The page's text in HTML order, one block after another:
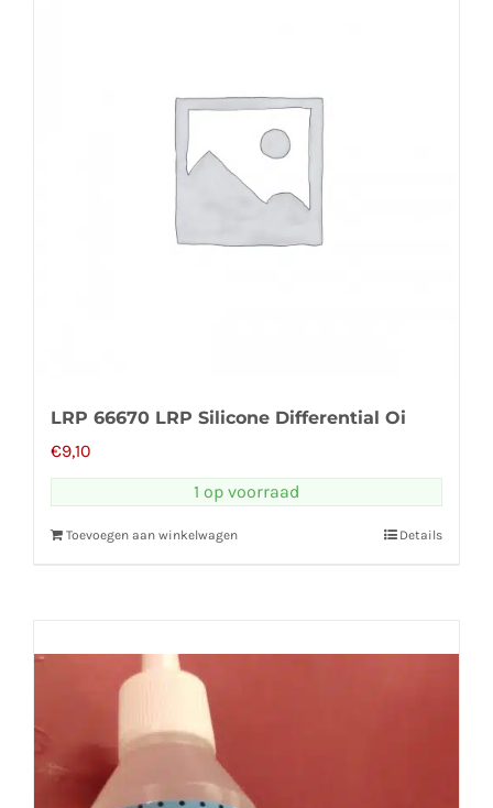
LRP 66670 LRP Silicone Differential Oi
€9,10
1 op voorraad
Toevoegen aan winkelwagen Details